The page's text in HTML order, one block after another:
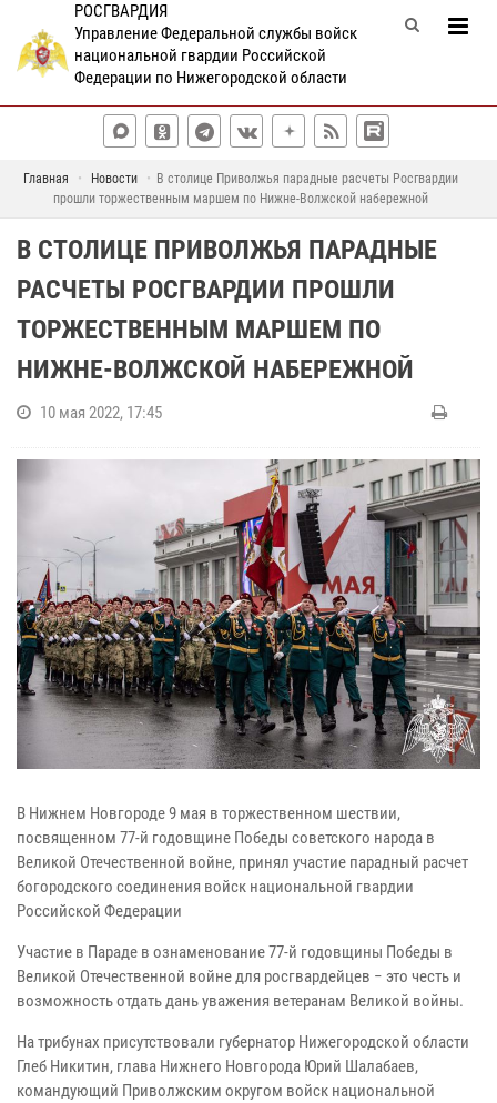
РОСГВАРДИЯ
Управление Федеральной службы войск
национальной гвардии Российской
Федерации по Нижегородской области
Главная Новости
В столице Приволжья парадные расчеты Росгвардии
прошли торжественным маршем по Нижне-Волжской набережной
В СТОЛИЦЕ ПРИВОЛЖЬЯ ПАРАДНЫЕ
РАСЧЕТЫ РОСГВАРДИИ ПРОШЛИ
ТОРЖЕСТВЕННЫМ МАРШЕМ ПО
НИЖНЕ-ВОЛЖСКОЙ НАБЕРЕЖНОЙ
10 мая 2022, 17:45
В Нижнем Новгороде 9 мая в торжественном шествии,
посвященном 77-й годовщине Победы советского народа в
Великой Отечественной войне, принял участие парадный расчет
богородского соединения войск национальной гвардии
Российской Федерации
Участие в Параде в ознаменование 77-й годовщины Победы в
Великой Отечественной войне для росгвардейцев − это честь и
возможность отдать дань уважения ветеранам Великой войны.
На трибунах присутствовали губернатор Нижегородской области
Глеб Никитин, глава Нижнего Новгорода Юрий Шалабаев,
командующий Приволжским округом войск национальной